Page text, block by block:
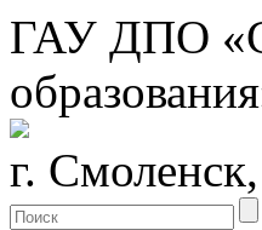
ГАУ ДПО
г.